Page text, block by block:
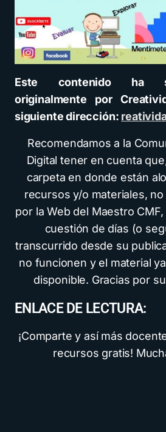
Este contenido ha
originalmente por
siguiente dirección:
Recomendamos a la
Digital tener en cuenta
carpeta en donde están
recursos y/o materiales,
por la Web del Maestro
cuestión de días (o
transcurrido desde su
no funcionen y el material
disponible. Gracias por
ENLACE DE LECTURA:
¡Comparte y así más
recursos gratis!